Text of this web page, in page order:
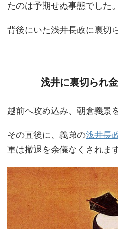
たのは予期せぬ事態でした。
背後にいた浅井長政に裏切
浅井に裏切られ
越前へ攻め込み、朝倉義景
その直後に、義弟の浅井長
軍は撤退を余儀なくされます